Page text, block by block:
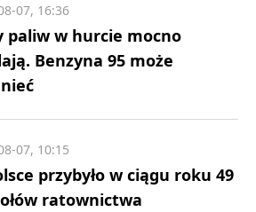
paliw w hurcie mocno
Benzyna 95 może
07, 16:36
przybyło w ciągu roku 49
ratownictwa
07, 10:15